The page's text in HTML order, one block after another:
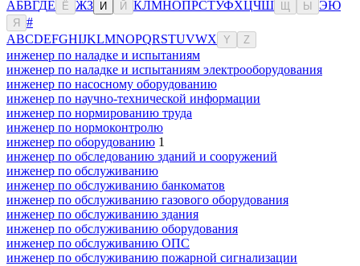
АБВГДЕ Ё ЖЗ И Й КЛМНОПРСТУФХЦЧШ Ы ЭЮ
Я
#
ABCDEFGHIJKLMNOPQRSTUVWX Y Z
инженер по наладке и испытаниям
инженер по наладке и испытаниям электрооборудования
инженер по насосному оборудованию
инженер по научно-технической информации
инженер по нормированию труда
инженер по нормоконтролю
инженер по оборудованию 1
инженер по обследованию зданий и сооружений
инженер по обслуживанию
инженер по обслуживанию банкоматов
инженер по обслуживанию газового оборудования
инженер по обслуживанию здания
инженер по обслуживанию оборудования
инженер по обслуживанию ОПС
инженер по обслуживанию пожарной сигнализации